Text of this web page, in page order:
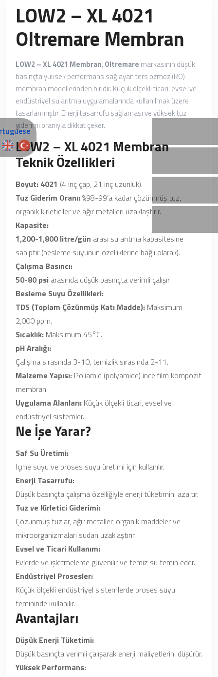
LOW2 – XL 4021
Oltremare Membran
LOW2 – XL 4021 Membran, Oltremare markasının düşük
basınçta yüksek performans sağlayan ters ozmoz (RO)
membran modellerinden biridir. Küçük ölçekli ticari, evsel ve
endüstriyel su arıtma uygulamalarında kullanılmak üzere
tasarlanmıştır. Enerji tasarrufu sağlaması ve yüksek tuz
giderimi oranıyla dikkat çeker.
LOW2 – XL 4021 Membran
Teknik Özellikleri
Boyut: 4021 (4 inç çap, 21 inç uzunluk).
Tuz Giderim Oranı:%98-99’a kadar çözünmüş tuz,
organik kirleticiler ve ağır metalleri uzaklaştırır.
Kapasite:
1,200-1,800 litre/gün arası su arıtma kapasitesine
sahiptir (besleme suyunun özelliklerine bağlı olarak).
Çalışma Basıncı:
50-80 psi arasında düşük basınçta verimli çalışır.
Besleme Suyu Özellikleri:
TDS (Toplam Çözünmüş Katı Madde): Maksimum
2,000 ppm.
Sıcaklık: Maksimum 45°C.
pH Aralığı:
Çalışma sırasında 3-10, temizlik sırasında 2-11.
Malzeme Yapısı: Poliamid (polyamide) ince film kompozit
membran.
Uygulama Alanları: Küçük ölçekli ticari, evsel ve
endüstriyel sistemler.
Ne İşe Yarar?
Saf Su Üretimi:
İçme suyu ve proses suyu üretimi için kullanılır.
Enerji Tasarrufu:
Düşük basınçta çalışma özelliğiyle enerji tüketimini azaltır.
Tuz ve Kirletici Giderimi:
Çözünmüş tuzlar, ağır metaller, organik maddeler ve
mikroorganizmaları sudan uzaklaştırır.
Evsel ve Ticari Kullanım:
Evlerde ve işletmelerde güvenilir ve temiz su temin eder.
Endüstriyel Prosesler:
Küçük ölçekli endüstriyel sistemlerde proses suyu
temininde kullanılır.
Avantajları
Düşük Enerji Tüketimi:
Düşük basınçta verimli çalışarak enerji maliyetlerini düşürür.
Yüksek Performans: